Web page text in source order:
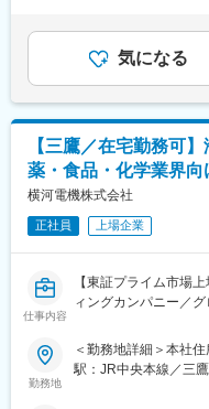
製品知識は入社後にキ
勉強会、同行あり）
海外出張や多文化コ
■働く環境
正社員平均年収：753
有給休暇取得率：13.3
平均勤続年数 ：18.3
平均残業時間 ：8時間
育児休業取得率：女性
土日・深夜勤務：原則
海外出張：年1~3回
戦略設計
・営業KPI設計・パ
・CRM/SFAデータを
・各海外拠点との連
・大型案件の営業企
・営業成功事例・失
グローバル横断で営業
いる営業メンバーと連
■働き方：
す。海外（欧州・ア
案・プレゼン対応な
■配属先：
配属先となるライフ事
上下する可能性があ
す。
気になる
【三鷹／在宅勤務可
薬・食品・化学業界
横河電機株式会社
正社員 上場企業
仕事内容
【東証プライム市場
ィングカンパニー／
■業務概要：
勤務地
＜勤務地詳細＞本社
駅：JR中央本線／三